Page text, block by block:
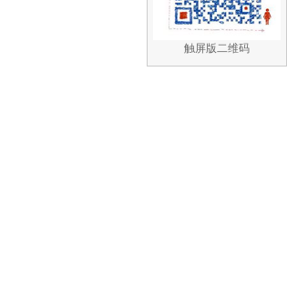
触屏版二维码